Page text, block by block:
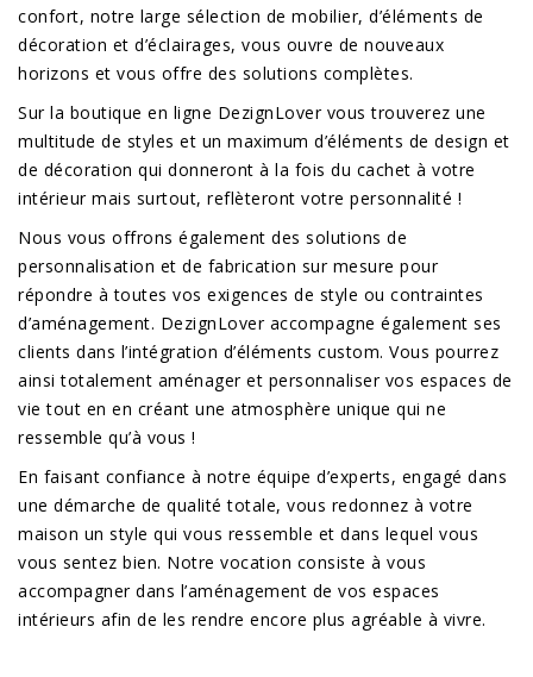
confort, notre large sélection de mobilier, d’éléments de
décoration et d’éclairages, vous ouvre de nouveaux
horizons et vous offre des solutions complètes.
Sur la boutique en ligne DezignLover vous trouverez une
multitude de styles et un maximum d’éléments de design et
de décoration qui donneront à la fois du cachet à votre
intérieur mais surtout, reflèteront votre personnalité !
Nous vous offrons également des solutions de
personnalisation et de fabrication sur mesure pour
répondre à toutes vos exigences de style ou contraintes
d’aménagement. DezignLover accompagne également ses
clients dans l’intégration d’éléments custom. Vous pourrez
ainsi totalement aménager et personnaliser vos espaces de
vie tout en en créant une atmosphère unique qui ne
ressemble qu’à vous !
En faisant confiance à notre équipe d’experts, engagé dans
une démarche de qualité totale, vous redonnez à votre
maison un style qui vous ressemble et dans lequel vous
vous sentez bien. Notre vocation consiste à vous
accompagner dans l’aménagement de vos espaces
intérieurs afin de les rendre encore plus agréable à vivre.